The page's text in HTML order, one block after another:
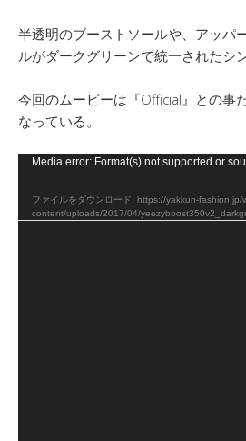
半透明のブーストソールや、アッパ
ルがダークグリーンで統一されたシ
今回のムービーは『Official』との事
なっている。
Media error: Format(s) not supported or
ファイルをダウンロード: https://yakkun-fashion.jp/
content/uploads/2017/04/